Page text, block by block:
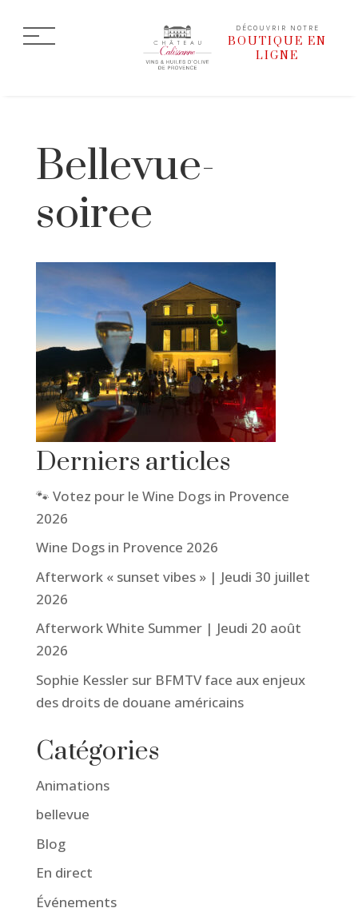
DÉCOUVRIR NOTRE
BOUTIQUE EN
LIGNE
Bellevue-
soiree
Derniers articles
🐾 Votez pour le Wine Dogs in Provence
2026
Wine Dogs in Provence 2026
Afterwork « sunset vibes » | Jeudi 30 juillet
2026
Afterwork White Summer | Jeudi 20 août
2026
Sophie Kessler sur BFMTV face aux enjeux
des droits de douane américains
Catégories
Animations
bellevue
Blog
En direct
Événements